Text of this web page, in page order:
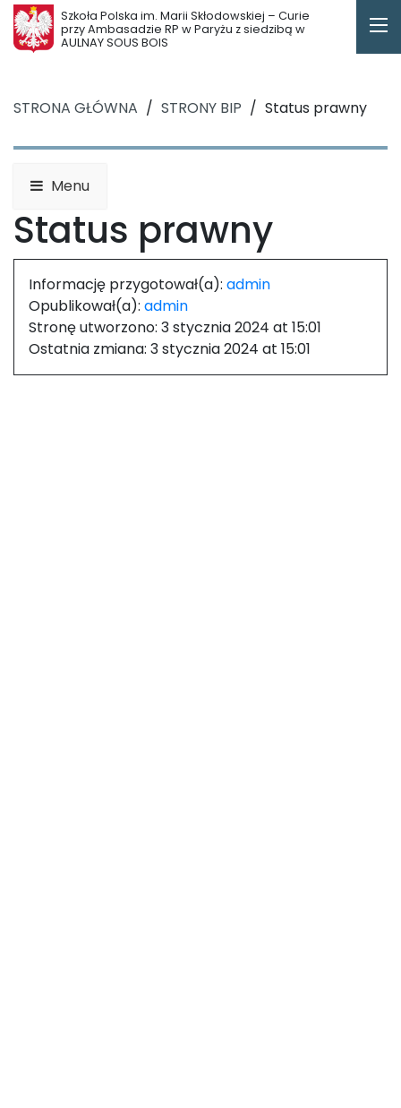
Szkoła Polska im. Marii Skłodowskiej – Curie
przy Ambasadzie RP w Paryżu z siedzibą w
AULNAY SOUS BOIS
STRONA GŁÓWNA / STRONY BIP / Status prawny
Menu
Status prawny
Informację przygotował(a): admin
Opublikował(a): admin
Stronę utworzono: 3 stycznia 2024 at 15:01
Ostatnia zmiana: 3 stycznia 2024 at 15:01